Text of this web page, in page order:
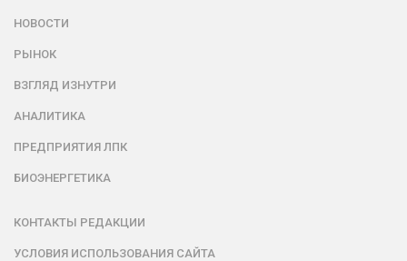
НОВОСТИ
РЫНОК
ВЗГЛЯД ИЗНУТРИ
АНАЛИТИКА
ПРЕДПРИЯТИЯ ЛПК
БИОЭНЕРГЕТИКА
КОНТАКТЫ РЕДАКЦИИ
УСЛОВИЯ ИСПОЛЬЗОВАНИЯ САЙТА